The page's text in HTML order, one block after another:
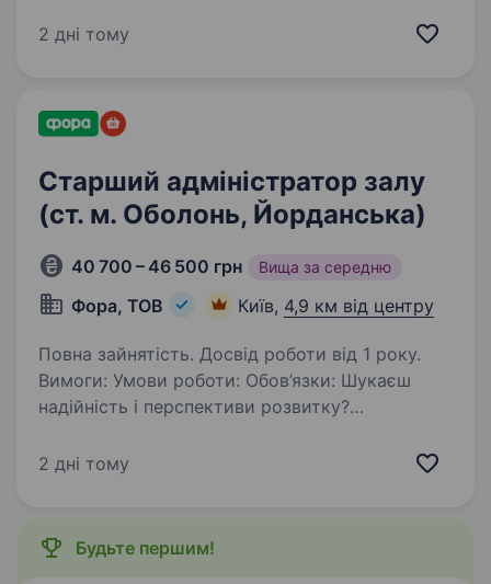
та забезпечувати високий рівень
контрольно-касового…
2 дні тому
Старший адміністратор залу
(ст. м. Оболонь, Йорданська)
40 700 – 46 500 грн Вища за середню
Фора, ТОВ Київ, 4,9 км від центру
Повна зайнятість. Досвід роботи від 1 року.
Вимоги: Умови роботи: Обов’язки: Шукаєш
надійність і перспективи розвитку?
динамічно розвиваємося та втілюємо
2 дні тому
Будьте першим!